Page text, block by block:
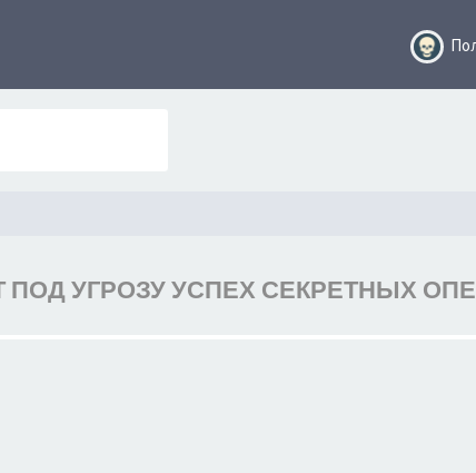
УГРОЗУ УСПЕХ СЕКРЕТНЫХ